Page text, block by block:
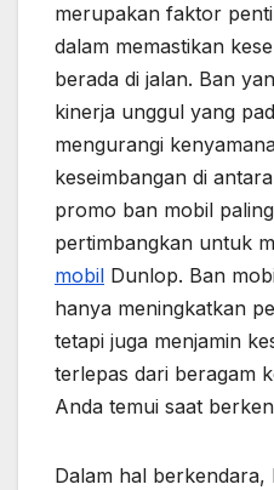
merupakan faktor
dalam memastikan
berada di jalan. Ban
kinerja unggul yang
mengurangi
keseimbangan di
promo ban mobil
pertimbangkan untuk
mobil Dunlop. Ban
hanya meningkatkan
tetapi juga menjamin
terlepas dari beragam
Anda temui saat
Dalam hal